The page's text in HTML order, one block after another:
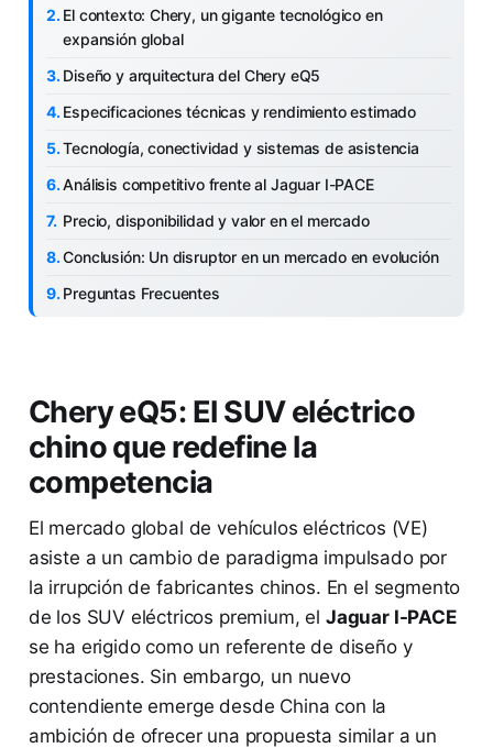
El contexto: Chery, un gigante tecnológico en
expansión global
Diseño y arquitectura del Chery eQ5
Especificaciones técnicas y rendimiento estimado
Tecnología, conectividad y sistemas de asistencia
Análisis competitivo frente al Jaguar I-PACE
Precio, disponibilidad y valor en el mercado
Conclusión: Un disruptor en un mercado en evolución
Preguntas Frecuentes
Chery eQ5: El SUV eléctrico
chino que redefine la
competencia
El mercado global de vehículos eléctricos (VE)
asiste a un cambio de paradigma impulsado por
la irrupción de fabricantes chinos. En el segmento
de los SUV eléctricos premium, el Jaguar I-PACE
se ha erigido como un referente de diseño y
prestaciones. Sin embargo, un nuevo
contendiente emerge desde China con la
ambición de ofrecer una propuesta similar a un